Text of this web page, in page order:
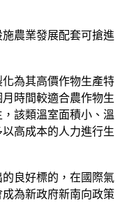
農業發展配套可搶進
為其高價作物生產特
時間較適合農作物生
該類溫室面積小、溫
高成本的人力進行生
良好標的，在國際氣
為新政府新南向政策